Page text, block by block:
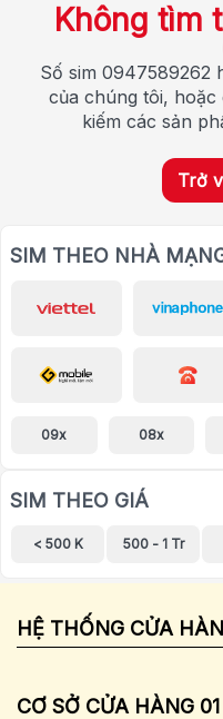
Không tìm
Số sim 0947589262
của chúng tôi, hoặc
kiếm các sản
Trở
SIM THEO NHÀ
09x 08x
SIM THEO GIÁ
< 500 K 500 - 1 Tr
HỆ THỐNG CỬA
CƠ SỞ CỬA HÀNG 01